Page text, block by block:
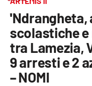
SEZIONI
Cronaca
Politica
'Ndrangheta,
scolastiche
tra Lamezia,
9 arresti e 2
– NOMI